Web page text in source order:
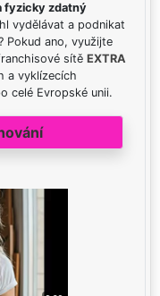
fyzicky zdatný
vydělávat a podnikat
Pokud ano, využijte
sítě EXTRA
a vyklízecích
celé Evropské unii.